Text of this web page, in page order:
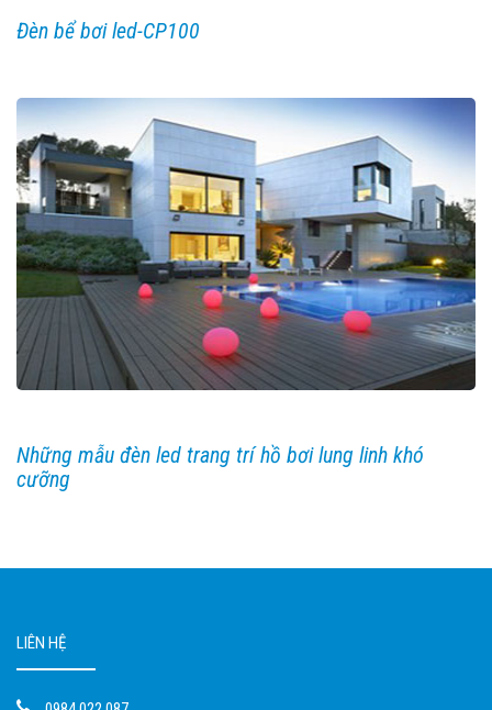
Đèn bể bơi led-CP100
Những mẫu đèn led trang trí hồ bơi lung linh khó
cưỡng
LIÊN HỆ